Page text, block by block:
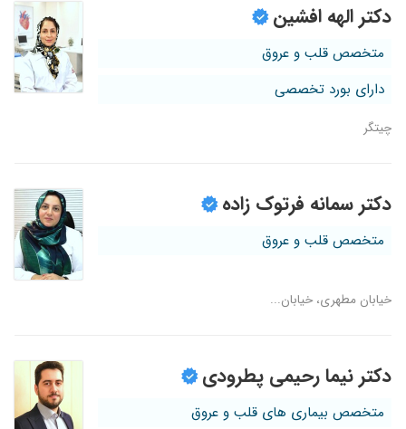
دکتر الهه افشین
متخصص قلب و عروق
دارای بورد تخصصی
چیتگر
دکتر سمانه فرتوک زاده
متخصص قلب و عروق
خیابان مطهری، خیابان...
دکتر نیما رحیمی پطرودی
متخصص بیماری های قلب و عروق